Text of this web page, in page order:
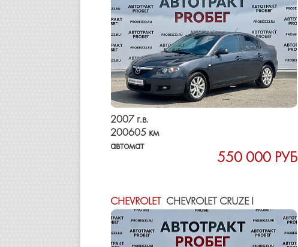
2007 г.в.
200605 км
автомат
550 000 РУБ
CHEVROLET CHEVROLET CRUZE I